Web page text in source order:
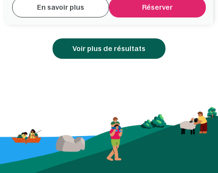
En savoir plus Réserver
Voir plus de résultats